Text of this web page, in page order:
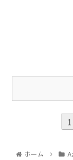
1
ホーム